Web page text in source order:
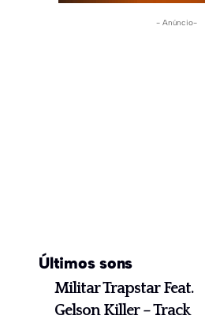
- Anúncio-
Últimos sons
Militar Trapstar Feat.
Gelson Killer – Track